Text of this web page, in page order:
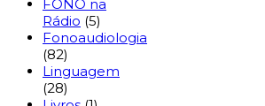
FONO na
Rádio (5)
Fonoaudiologia
(82)
Linguagem
(28)